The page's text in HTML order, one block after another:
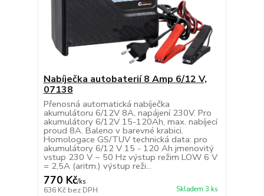
Nabíječka autobaterií 8 Amp 6/12 V,
07138
Přenosná automatická nabíječka
akumulátoru 6/12V 8A, napájení 230V. Pro
akumulátory 6/12V 15-120Ah, max. nabíjecí
proud 8A. Baleno v barevné krabici.
Homologace GS/TUV technická data: pro
akumulátory 6/12 V 15 - 120 Ah jmenovitý
vstup 230 V ~ 50 Hz výstup režim LOW 6 V
= 2,5A (aritm.) výstup reži...
770 Kč/ks
636 Kč bez DPH Skladem 3 ks